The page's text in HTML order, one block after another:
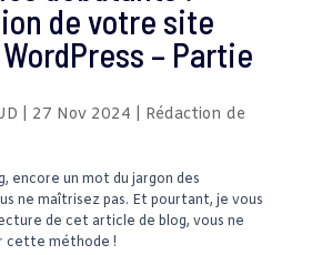
de votre site
– Partie
27 Nov 2024
Rédaction de
encore un mot du jargon des
ne maîtrisez pas. Et pourtant, je vous
de cet article de blog, vous ne
cette méthode !